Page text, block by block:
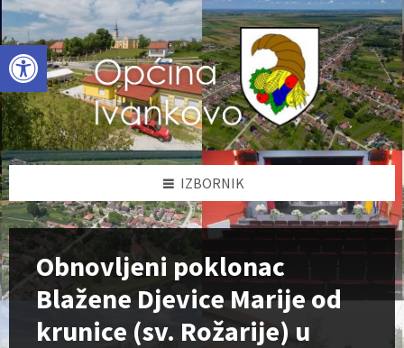
Open toolbar
Skip
to
content
Skip
to
left
sidebar
Skip
to
footer
IZBORNIK
Obnovljeni poklonac
Blažene Djevice Marije od
krunice (sv. Rožarije) u